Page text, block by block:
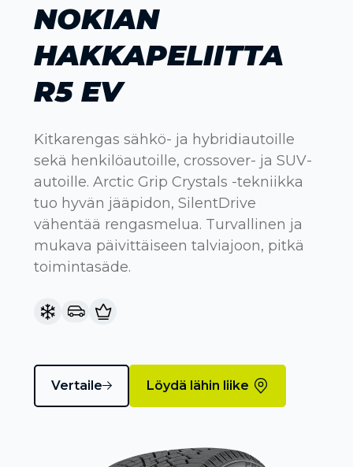
NOKIAN
HAKKAPELIITTA
R5 EV
Kitkarengas sähkö- ja hybridiautoille
sekä henkilöautoille, crossover- ja SUV-
autoille. Arctic Grip Crystals -tekniikka
tuo hyvän jääpidon, SilentDrive
vähentää rengasmelua. Turvallinen ja
mukava päivittäiseen talviajoon, pitkä
toimintasäde.
Vertaile Löydä lähin liike